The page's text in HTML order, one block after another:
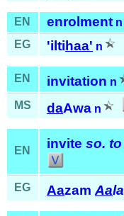
EN enrolment n
EG
'iltihaa' n
EN invitation n
MS
daAwa n
EN invite so. to
EG AazamAala